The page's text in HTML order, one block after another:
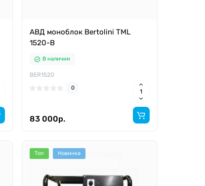
АВД моноблок Bertolini TML
1520-B
В наличии
BER1520
0
83 000р.
Топ Новинка